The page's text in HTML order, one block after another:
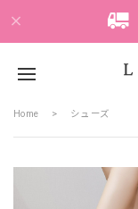
Home シューズ